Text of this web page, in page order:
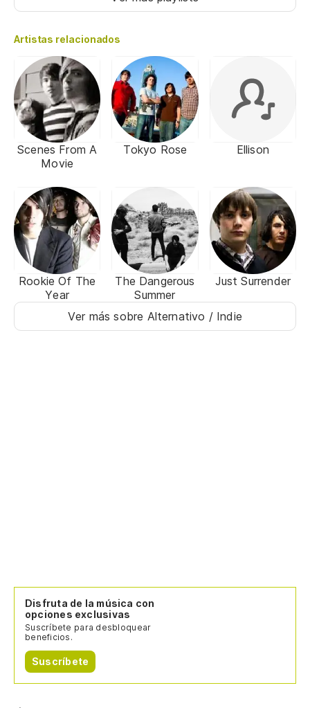
Artistas relacionados
Scenes From A
Movie
Tokyo Rose Ellison
Rookie Of The
Year
The Dangerous
Summer
Just Surrender
Ver más sobre Alternativo / Indie
Disfruta de la música con
opciones exclusivas
Suscríbete para desbloquear
beneficios.
Suscríbete